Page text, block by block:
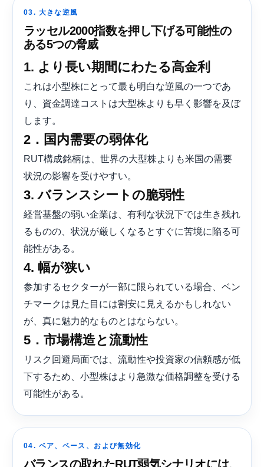
03. 大きな逆風
ラッセル2000指数を押し下げる可能性の
ある5つの脅威
1. より長い期間にわたる高金利
これは小型株にとって最も明白な逆風の一つであ
り、資金調達コストは大型株よりも早く影響を及ぼ
します。
2．国内需要の弱体化
RUT構成銘柄は、世界の大型株よりも米国の需要
状況の影響を受けやすい。
3. バランスシートの脆弱性
経営基盤の弱い企業は、有利な状況下では生き残れ
るものの、状況が厳しくなるとすぐに苦境に陥る可
能性がある。
4. 幅が狭い
参加するセクターが一部に限られている場合、ベン
チマークは見た目には割安に見えるかもしれない
が、真に魅力的なものとはならない。
5．市場構造と流動性
リスク回避局面では、流動性や投資家の信頼感が低
下するため、小型株はより急激な価格調整を受ける
可能性がある。
04. ベア、ベース、および無効化
バランスの取れたRUT弱気シナリオには、